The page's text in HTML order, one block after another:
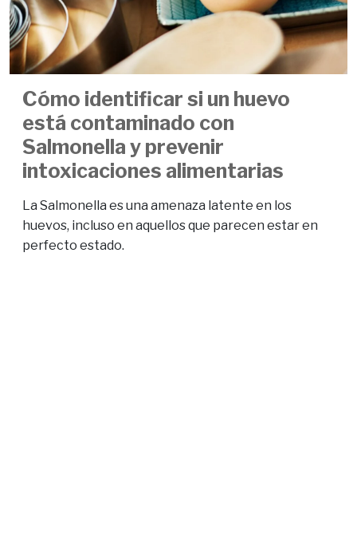
Cómo identificar si un huevo
está contaminado con
Salmonella y prevenir
intoxicaciones alimentarias
La Salmonella es una amenaza latente en los
huevos, incluso en aquellos que parecen estar en
perfecto estado.